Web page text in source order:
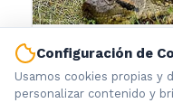
Configuración de
Usamos cookies propias y
personalizar contenido y